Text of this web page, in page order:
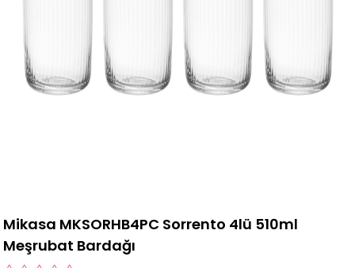
Mikasa MKSORHB4PC Sorrento 4lü 510ml
Meşrubat Bardağı